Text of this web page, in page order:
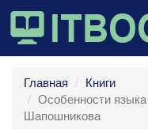
Главная
Книги
Особенности
Шапошникова